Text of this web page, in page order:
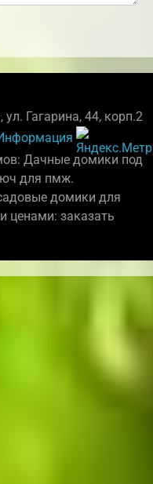
ул. Гагарина, 44, корп.2
Дачные домики под
для пмж.
домики для
ценами: заказать